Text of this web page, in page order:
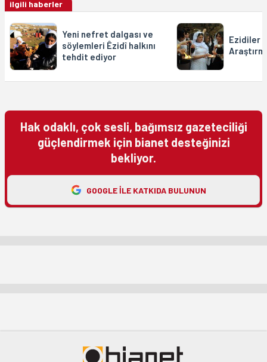
ilgili haberler
Yeni nefret dalgası ve
söylemleri Êzidî halkını
tehdit ediyor
Ezidiler
Hak odaklı, çok sesli, bağımsız gazeteciliği
güçlendirmek için bianet desteğinizi
bekliyor.
GOOGLE ILE KATKIDA BULUNUN